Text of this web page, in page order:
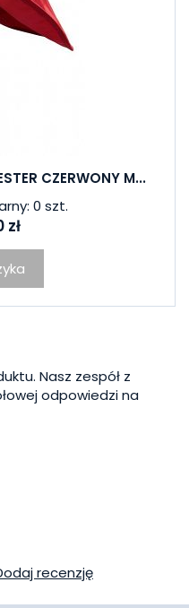
CZERWONY M...
0 szt.
zł
Nasz zespół z
odpowiedzi na
recenzję